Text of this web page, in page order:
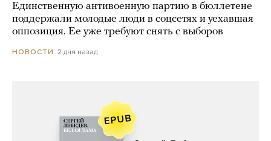
Единственную антивоенную партию в бюллетене
поддержали молодые люди в соцсетях и уехавшая
оппозиция. Ее уже требуют снять с выборов
НОВОСТИ 2 дня назад